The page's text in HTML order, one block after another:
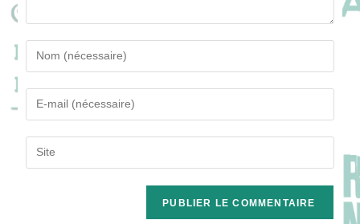
Enter
your
name
comment
Enter
your
email
address
Saisir
l’URL